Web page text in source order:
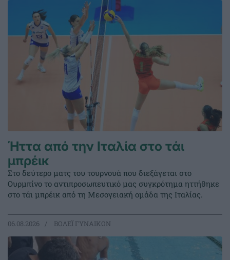
Ήττα από την Ιταλία στο τάι
μπρέικ
Στο δεύτερο ματς του τουρνουά που διεξάγεται στο
Ουρμπίνο το αντιπροσωπευτικό μας συγκρότημα ηττήθηκε
στο τάι μπρέικ από τη Μεσογειακή ομάδα της Ιταλίας.
06.08.2026 ΒΟΛΕΪ ΓΥΝΑΙΚΩΝ